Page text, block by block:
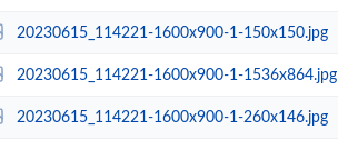
20230615_114221-1600x900-1-150x150.jpg
20230615_114221-1600x900-1-1536x864.jpg
20230615_114221-1600x900-1-260x146.jpg